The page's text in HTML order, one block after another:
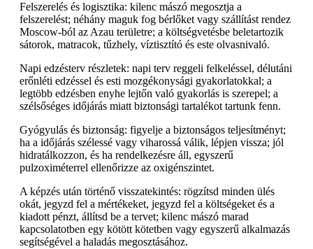
Felszerelés és logisztika: kilenc mászó megosztja a
felszerelést; néhány maguk fog bérlőket vagy szállítást rendez
Moscow-ból az Azau területre; a költségvetésbe beletartozik
sátorok, matracok, tűzhely, víztisztító és este olvasnivaló.
Napi edzésterv részletek: napi terv reggeli felkeléssel, délutáni
erőnléti edzéssel és esti mozgékonysági gyakorlatokkal; a
legtöbb edzésben enyhe lejtőn való gyakorlás is szerepel; a
szélsőséges időjárás miatt biztonsági tartalékot tartunk fenn.
Gyógyulás és biztonság: figyelje a biztonságos teljesítményt;
ha a időjárás szélessé vagy viharossá válik, lépjen vissza; jól
hidratálkozzon, és ha rendelkezésre áll, egyszerű
pulzoximéterrel ellenőrizze az oxigénszintet.
A képzés után történő visszatekintés: rögzítsd minden ülés
okát, jegyzd fel a mértékeket, jegyzd fel a költségeket és a
kiadott pénzt, állítsd be a tervet; kilenc mászó marad
kapcsolatotben egy kötött kötetben vagy egyszerű alkalmazás
segítségével a haladás megosztásához.